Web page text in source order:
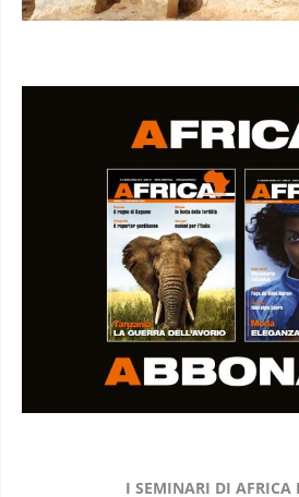
I SEMINARI DI AFRICA